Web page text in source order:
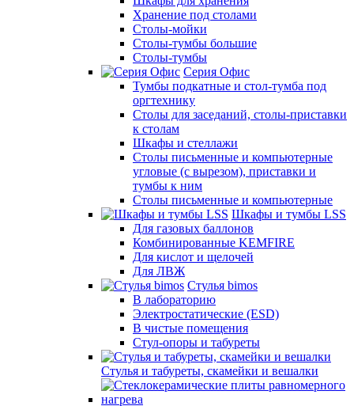
Хранение под столами
Столы-мойки
Столы-тумбы большие
Столы-тумбы
Серия Офис
Тумбы подкатные и стол-тумба под
оргтехнику
Столы для заседаний, столы-приставки
к столам
Шкафы и стеллажи
Столы письменные и компьютерные
угловые (с вырезом), приставки и
тумбы к ним
Столы письменные и компьютерные
Шкафы и тумбы LSS
Для газовых баллонов
Комбинированные KEMFIRE
Для кислот и щелочей
Для ЛВЖ
Стулья bimos
В лабораторию
Электростатические (ESD)
В чистые помещения
Стул-опоры и табуреты
Стулья и табуреты, скамейки и вешалки